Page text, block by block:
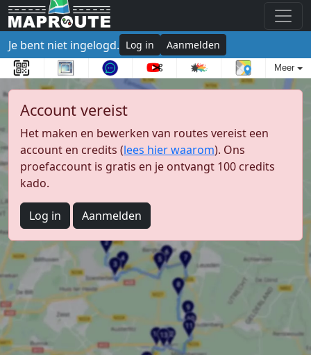
Je bent niet ingelogd. Log in Aanmelden
Meer
Account vereist
Het maken en bewerken van routes vereist een
account en credits (lees hier waarom). Ons
proefaccount is gratis en je ontvangt 100 credits
kado.
Log in Aanmelden